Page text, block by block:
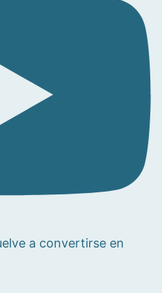
a convertirse en